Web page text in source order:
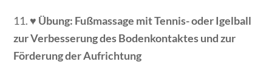
11. ♥ Übung: Fußmassage mit Tennis- oder Igelball
zur Verbesserung des Bodenkontaktes und zur
Förderung der Aufrichtung